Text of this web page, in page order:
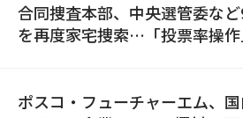
合同捜査本部、中央選管委な
を再度家宅捜索…「投票率操作
ポスコ・フューチャーエム、